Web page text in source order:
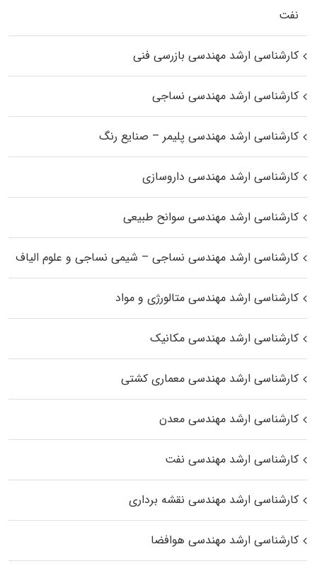
نفت
کارشناسی ارشد مهندسی بازرسی فنی
کارشناسی ارشد مهندسی نساجی
کارشناسی ارشد مهندسی پلیمر – صنایع رنگ
کارشناسی ارشد مهندسی داروسازی
کارشناسی ارشد مهندسی سوانح طبیعی
کارشناسی ارشد مهندسی نساجی – شیمی نساجی و علوم الیاف
کارشناسی ارشد مهندسی متالورژی و مواد
کارشناسی ارشد مهندسی مکانیک
کارشناسی ارشد مهندسی معماری کشتی
کارشناسی ارشد مهندسی معدن
کارشناسی ارشد مهندسی نفت
کارشناسی ارشد مهندسی نقشه برداری
کارشناسی ارشد مهندسی هوافضا